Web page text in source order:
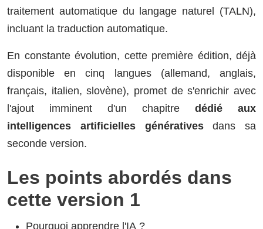
traitement automatique du langage naturel (TALN),
incluant la traduction automatique.
En constante évolution, cette première édition, déjà
disponible en cinq langues (allemand, anglais,
français, italien, slovène), promet de s'enrichir avec
l'ajout imminent d'un chapitre dédié aux
intelligences artificielles générativesdans sa
seconde version.
Les points abordés dans
cette version 1
Pourquoi apprendre l'IA ?